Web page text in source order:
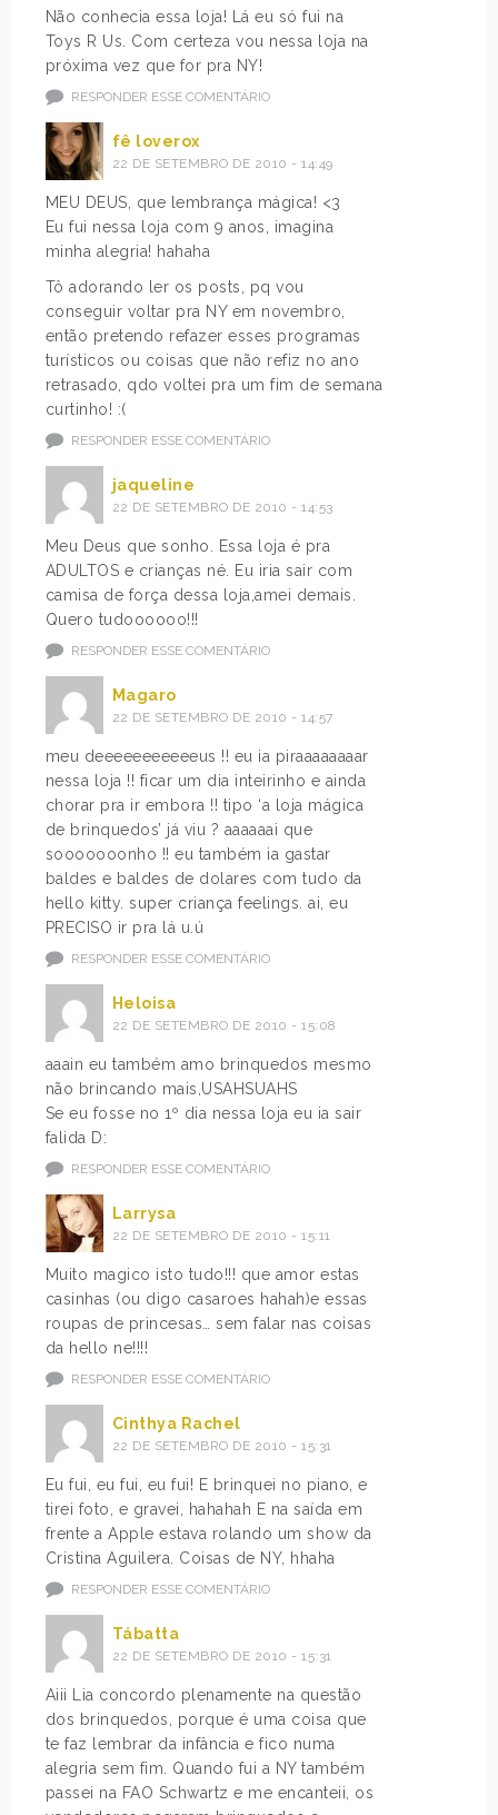
Não conhecia essa loja! Lá eu só fui na
Toys R Us. Com certeza vou nessa loja na
próxima vez que for pra NY!
RESPONDER ESSE COMENTÁRIO
fê loverox
22 DE SETEMBRO DE 2010 - 14:49
MEU DEUS, que lembrança mágica! <3
Eu fui nessa loja com 9 anos, imagina
minha alegria! hahaha
Tô adorando ler os posts, pq vou
conseguir voltar pra NY em novembro,
então pretendo refazer esses programas
turísticos ou coisas que não refiz no ano
retrasado, qdo voltei pra um fim de semana
curtinho! :(
RESPONDER ESSE COMENTÁRIO
jaqueline
22 DE SETEMBRO DE 2010 - 14:53
Meu Deus que sonho. Essa loja é pra
ADULTOS e crianças né. Eu iria sair com
camisa de força dessa loja,amei demais.
Quero tudoooooo!!!
RESPONDER ESSE COMENTÁRIO
Magaro
22 DE SETEMBRO DE 2010 - 14:57
meu deeeeeeeeeeeus !! eu ia piraaaaaaaar
nessa loja !! ficar um dia inteirinho e ainda
chorar pra ir embora !! tipo ‘a loja mágica
de brinquedos’ já viu ? aaaaaai que
sooooooonho !! eu também ia gastar
baldes e baldes de dolares com tudo da
hello kitty. super criança feelings. ai, eu
PRECISO ir pra lá u.ú
RESPONDER ESSE COMENTÁRIO
Heloisa
22 DE SETEMBRO DE 2010 - 15:08
aaain eu também amo brinquedos mesmo
não brincando mais,USAHSUAHS
Se eu fosse no 1º dia nessa loja eu ia sair
falida D:
RESPONDER ESSE COMENTÁRIO
Larrysa
22 DE SETEMBRO DE 2010 - 15:11
Muito magico isto tudo!!! que amor estas
casinhas (ou digo casaroes hahah)e essas
roupas de princesas… sem falar nas coisas
da hello ne!!!!
RESPONDER ESSE COMENTÁRIO
Cinthya Rachel
22 DE SETEMBRO DE 2010 - 15:31
Eu fui, eu fui, eu fui! E brinquei no piano, e
tirei foto, e gravei, hahahah E na saída em
frente a Apple estava rolando um show da
Cristina Aguilera. Coisas de NY, hhaha
RESPONDER ESSE COMENTÁRIO
Tábatta
22 DE SETEMBRO DE 2010 - 15:31
Aiii Lia concordo plenamente na questão
dos brinquedos, porque é uma coisa que
te faz lembrar da infância e fico numa
alegria sem fim. Quando fui a NY também
passei na FAO Schwartz e me encanteii, os